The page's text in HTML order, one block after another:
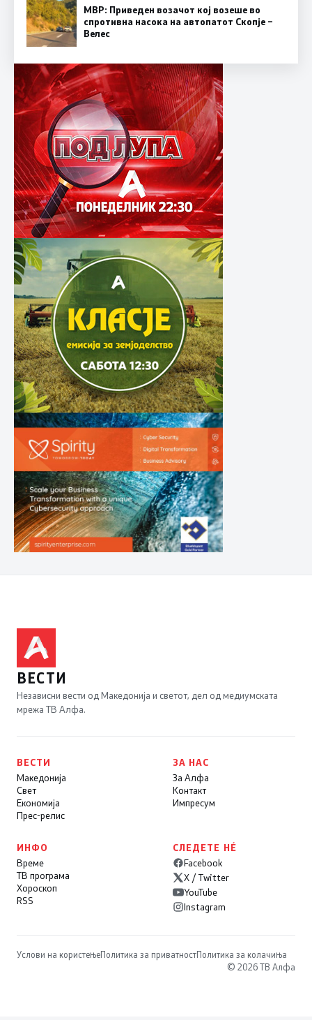
МВР: Приведен возачот кој возеше во
спротивна насока на автопатот Скопје –
Велес
ВЕСТИ
Независни вести од Македонија и светот, дел од медиумската
мрежа ТВ Алфа.
ВЕСТИ
Македонија
Свет
Економија
Прес-релис
ЗА НАС
За Алфа
Контакт
Импресум
ИНФО
Време
ТВ програма
Хороскоп
RSS
СЛЕДЕТЕ НÉ
Facebook
X / Twitter
YouTube
Instagram
Услови на користењеПолитика за приватностПолитика за колачиња
© 2026 ТВ Алфа